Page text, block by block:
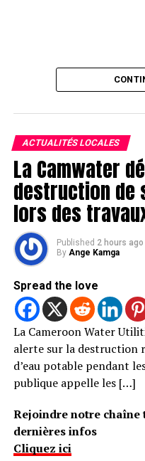
ACTUALITÉS LOCALES
La Camwater
destruction de
lors des
Published 2 hours ago
By Ange Kamga
Spread the love
La Cameroon Water
alerte sur la destruction
d’eau potable pendant
publique appelle les […]
Rejoindre notre
dernières infos
Cliquez ici